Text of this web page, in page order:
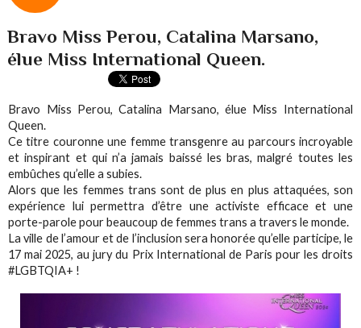
Bravo Miss Perou, Catalina Marsano,
élue Miss International Queen.
Bravo Miss Perou, Catalina Marsano, élue Miss International
Queen.
Ce titre couronne une femme transgenre au parcours incroyable
et inspirant et qui n’a jamais baissé les bras, malgré toutes les
embûches qu’elle a subies.
Alors que les femmes trans sont de plus en plus attaquées, son
expérience lui permettra d’être une activiste efficace et une
porte-parole pour beaucoup de femmes trans a travers le monde.
La ville de l’amour et de l’inclusion sera honorée qu’elle participe, le
17 mai 2025, au jury du Prix International de Paris pour les droits
#LGBTQIA+ !